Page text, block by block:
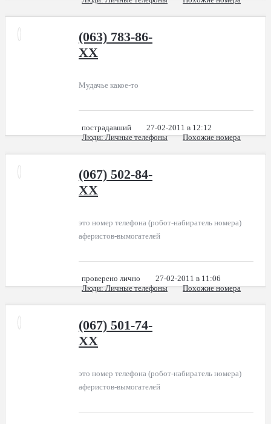
(063) 783-86-
XX
Мудачье какое-то
пострадавший
27-02-2011 в 12:12
Люди: Личные телефоны Похожие номера
(067) 502-84-
XX
это номер телефона (робот-набиратель номера)
аферистов-вымогателей
проверено лично
27-02-2011 в 11:06
Люди: Личные телефоны Похожие номера
(067) 501-74-
XX
это номер телефона (робот-набиратель номера)
аферистов-вымогателей